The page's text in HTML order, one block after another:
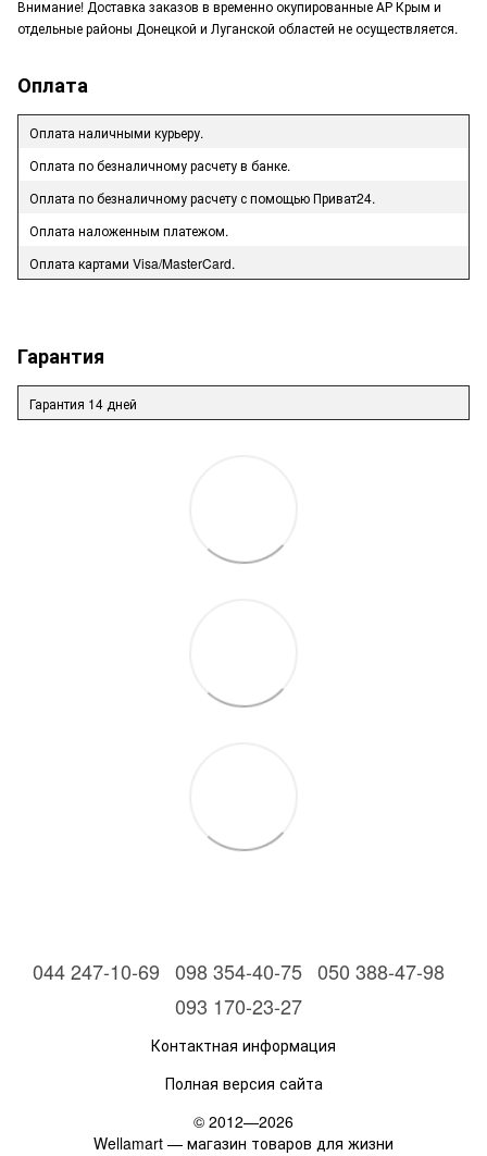
Внимание! Доставка заказов в временно окупированные АР Крым и
отдельные районы Донецкой и Луганской областей не осуществляется.
Оплата
Оплата наличными курьеру.
Оплата по безналичному расчету в банке.
Оплата по безналичному расчету с помощью Приват24.
Оплата наложенным платежом.
Оплата картами Visa/MasterCard.
Гарантия
Гарантия 14 дней
044 247-10-69 098 354-40-75 050 388-47-98
093 170-23-27
Контактная информация
Полная версия сайта
© 2012—2026
Wellamart — магазин товаров для жизни